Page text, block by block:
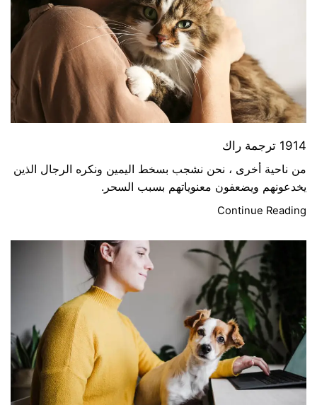
1914 ترجمة راك
من ناحية أخرى ، نحن نشجب بسخط اليمين ونكره الرجال الذين
يخدعونهم ويضعفون معنوياتهم بسبب السحر.
Continue Reading